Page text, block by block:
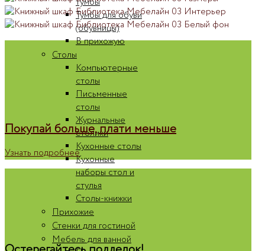
Тумбы для обуви
(обувницы)
В прихожую
Столы
Компьютерные
столы
Письменные
столы
Журнальные
столики
Кухонные столы
Кухонные
наборы стол и
стулья
Столы-книжки
Прихожие
Стенки для гостиной
Мебель для ванной
Покупай больше, плати меньше
Узнать подробнее